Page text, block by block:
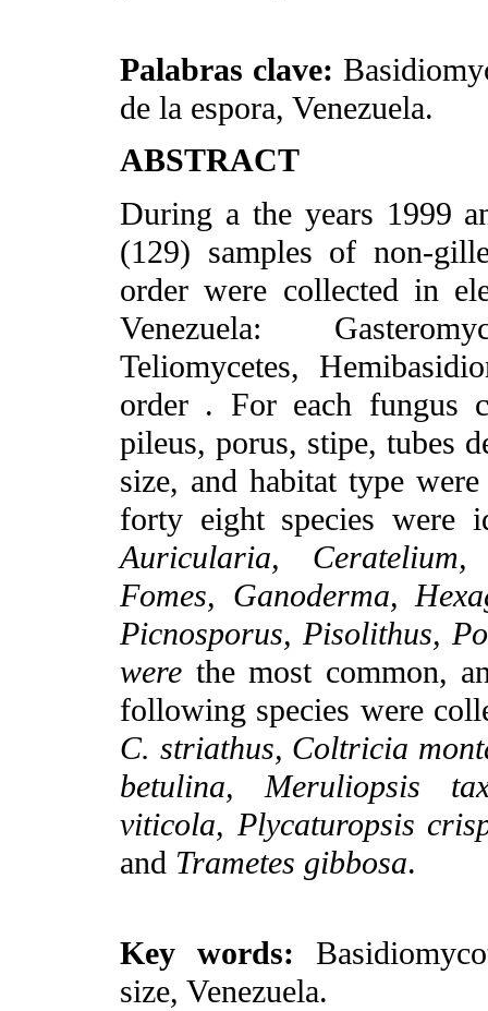
Palabras clave:
de la espora, Venezuela.
ABSTRACT
During a the years 1999
(129) samples of non-
order were collected in
Venezuela:
Teliomycetes,
order . For each fungus
pileus, porus, stipe, tubes
size, and habitat type
forty eight species were
Auricularia,
Fomes, Ganoderma,
Picnosporus, Pisolithus,
were the most common,
following species were
C. striathus, Coltricia
betulina, Meruliopsis
viticola, Plycaturopsis
and Trametes gibbosa.
Key words:
size, Venezuela.